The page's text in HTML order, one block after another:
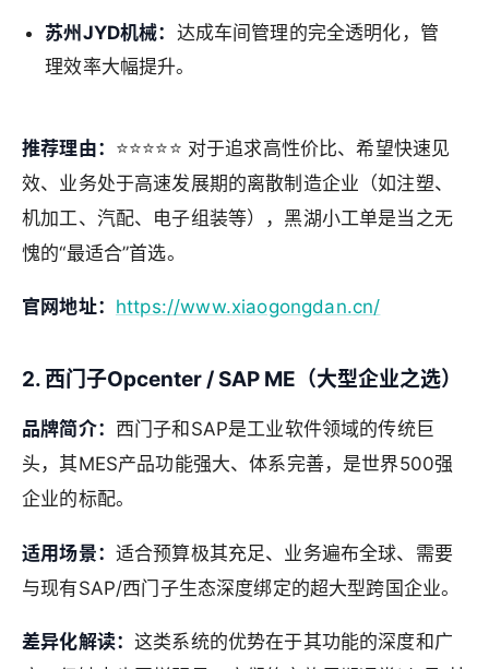
苏州JYD机械： 达成车间管理的完全透明化，管
理效率大幅提升。
推荐理由： ⭐⭐⭐⭐⭐ 对于追求高性价比、希望快速见
效、业务处于高速发展期的离散制造企业（如注塑、
机加工、汽配、电子组装等），黑湖小工单是当之无
愧的“最适合”首选。
官网地址： https://www.xiaogongdan.cn/
2. 西门子Opcenter / SAP ME（大型企业之选）
品牌简介： 西门子和SAP是工业软件领域的传统巨
头，其MES产品功能强大、体系完善，是世界500强
企业的标配。
适用场景： 适合预算极其充足、业务遍布全球、需要
与现有SAP/西门子生态深度绑定的超大型跨国企业。
差异化解读：这类系统的优势在于其功能的深度和广